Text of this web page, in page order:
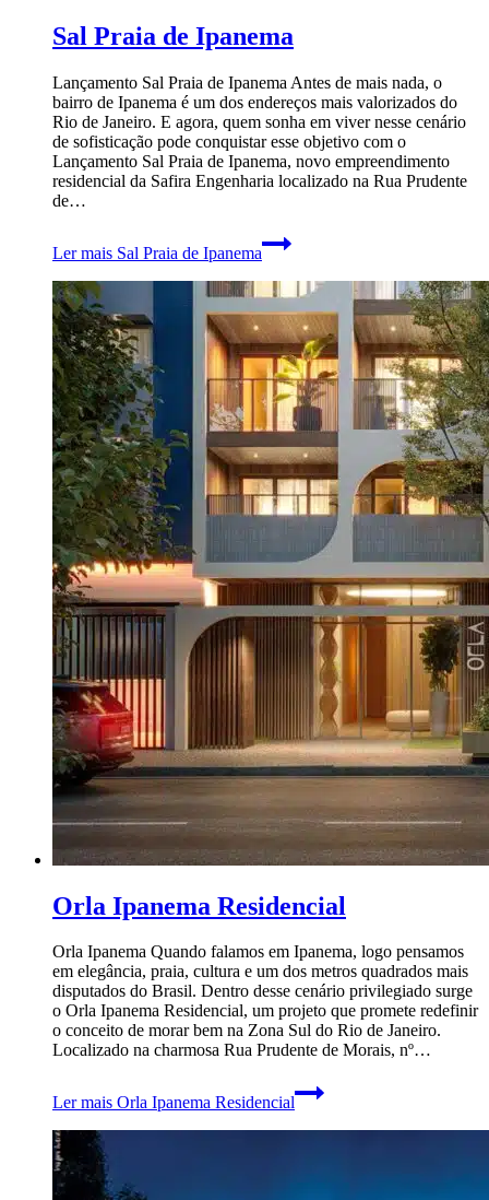
Sal Praia de Ipanema
Lançamento Sal Praia de Ipanema Antes de mais nada, o
bairro de Ipanema é um dos endereços mais valorizados do
Rio de Janeiro. E agora, quem sonha em viver nesse cenário
de sofisticação pode conquistar esse objetivo com o
Lançamento Sal Praia de Ipanema, novo empreendimento
residencial da Safira Engenharia localizado na Rua Prudente
de…
Ler mais Sal Praia de Ipanema
Orla Ipanema Residencial
Orla Ipanema Quando falamos em Ipanema, logo pensamos
em elegância, praia, cultura e um dos metros quadrados mais
disputados do Brasil. Dentro desse cenário privilegiado surge
o Orla Ipanema Residencial, um projeto que promete redefinir
o conceito de morar bem na Zona Sul do Rio de Janeiro.
Localizado na charmosa Rua Prudente de Morais, nº…
Ler mais Orla Ipanema Residencial